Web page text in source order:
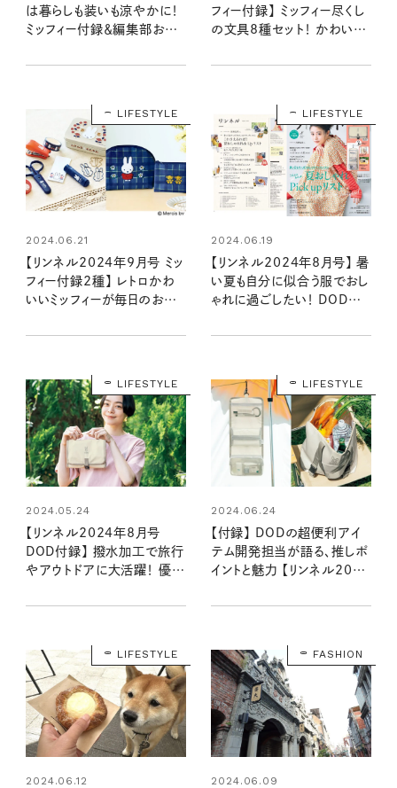
は暮らしも装いも涼やかに！
ミッフィー付録＆編集部おす
月20日発売9月号＞
フィー付録】 ミッフィー尽くし
の文具8種セット！ かわいい
ネル2024年9月号）
LIFESTYLE
2024.06.21
【リンネル2024年9月号 ミッ
フィー付録2種】 レトロかわ
いいミッフィーが毎日のお供
早くお届け（7/20発売リン
LIFESTYLE
2024.06.19
【リンネル2024年8月号】 暑
い夏も自分に似合う服でおし
ゃれに過ごしたい！ DOD付
最速レポート＜6月20日発売
LIFESTYLE
2024.05.24
【リンネル2024年8月号
DOD付録】 撥水加工で旅行
やアウトドアに大活躍！ 優秀
（6/20発売リンネル2024
LIFESTYLE
2024.06.24
【付録】 DODの超便利アイ
テム開発担当が語る、推しポ
イントと魅力 【リンネル2024
LIFESTYLE
2024.06.12
FASHION
2024.06.09